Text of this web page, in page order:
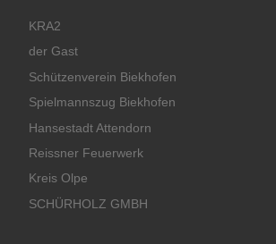
KRA2
der Gast
Schützenverein Biekhofen
Spielmannszug Biekhofen
Hansestadt Attendorn
Reissner Feuerwerk
Kreis Olpe
SCHÜRHOLZ GMBH